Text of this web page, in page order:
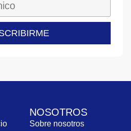
NOSOTROS
Sobre nosotros